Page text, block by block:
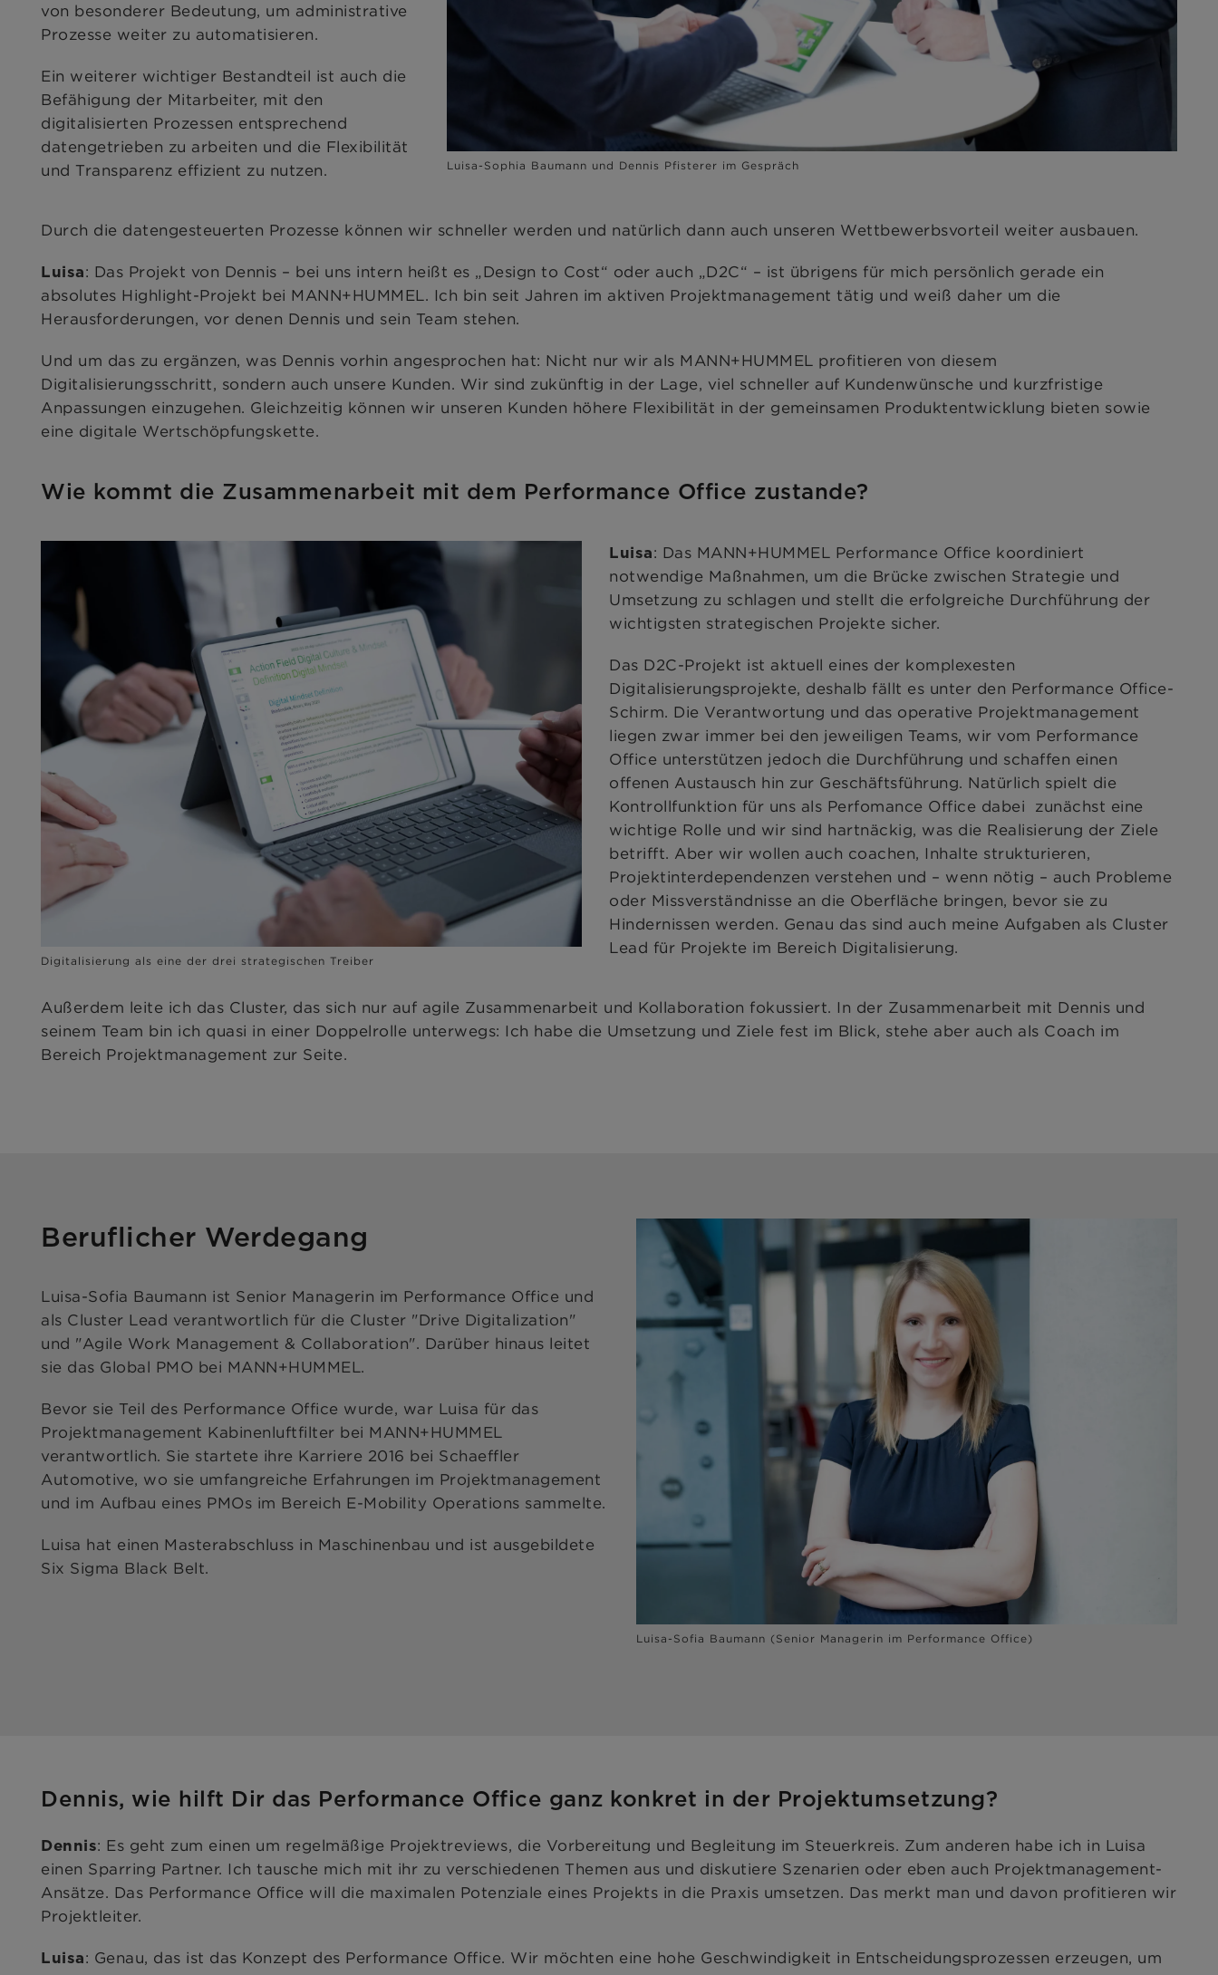
Luisa-Sophia Baumann und Dennis Pfisterer im Gespräch
von besonderer Bedeutung, um administrative
Prozesse weiter zu automatisieren.
Ein weiterer wichtiger Bestandteil ist auch die
Befähigung der Mitarbeiter, mit den
digitalisierten Prozessen entsprechend
datengetrieben zu arbeiten und die Flexibilität
und Transparenz effizient zu nutzen.
Durch die datengesteuerten Prozesse können wir schneller werden und natürlich dann auch unseren Wettbewerbsvorteil weiter ausbauen.
Luisa: Das Projekt von Dennis – bei uns intern heißt es „Design to Cost“ oder auch „D2C“ – ist übrigens für mich persönlich gerade ein
absolutes Highlight-Projekt bei MANN+HUMMEL. Ich bin seit Jahren im aktiven Projektmanagement tätig und weiß daher um die
Herausforderungen, vor denen Dennis und sein Team stehen.
Und um das zu ergänzen, was Dennis vorhin angesprochen hat: Nicht nur wir als MANN+HUMMEL profitieren von diesem
Digitalisierungsschritt, sondern auch unsere Kunden. Wir sind zukünftig in der Lage, viel schneller auf Kundenwünsche und kurzfristige
Anpassungen einzugehen. Gleichzeitig können wir unseren Kunden höhere Flexibilität in der gemeinsamen Produktentwicklung bieten sowie
eine digitale Wertschöpfungskette.
Wie kommt die Zusammenarbeit mit dem Performance Office zustande?
Digitalisierung als eine der drei strategischen Treiber
Luisa: Das MANN+HUMMEL Performance Office koordiniert
notwendige Maßnahmen, um die Brücke zwischen Strategie und
Umsetzung zu schlagen und stellt die erfolgreiche Durchführung der
wichtigsten strategischen Projekte sicher.
Das D2C-Projekt ist aktuell eines der komplexesten
Digitalisierungsprojekte, deshalb fällt es unter den Performance Office-
Schirm. Die Verantwortung und das operative Projektmanagement
liegen zwar immer bei den jeweiligen Teams, wir vom Performance
Office unterstützen jedoch die Durchführung und schaffen einen
offenen Austausch hin zur Geschäftsführung. Natürlich spielt die
Kontrollfunktion für uns als Perfomance Office dabei zunächst eine
wichtige Rolle und wir sind hartnäckig, was die Realisierung der Ziele
betrifft. Aber wir wollen auch coachen, Inhalte strukturieren,
Projektinterdependenzen verstehen und – wenn nötig – auch Probleme
oder Missverständnisse an die Oberfläche bringen, bevor sie zu
Hindernissen werden. Genau das sind auch meine Aufgaben als Cluster
Lead für Projekte im Bereich Digitalisierung.
Außerdem leite ich das Cluster, das sich nur auf agile Zusammenarbeit und Kollaboration fokussiert. In der Zusammenarbeit mit Dennis und
seinem Team bin ich quasi in einer Doppelrolle unterwegs: Ich habe die Umsetzung und Ziele fest im Blick, stehe aber auch als Coach im
Bereich Projektmanagement zur Seite.
Luisa-Sofia Baumann (Senior Managerin im Performance Office)
Beruflicher Werdegang
Luisa-Sofia Baumann ist Senior Managerin im Performance Office und
als Cluster Lead verantwortlich für die Cluster "Drive Digitalization"
und "Agile Work Management & Collaboration". Darüber hinaus leitet
sie das Global PMO bei MANN+HUMMEL.
Bevor sie Teil des Performance Office wurde, war Luisa für das
Projektmanagement Kabinenluftfilter bei MANN+HUMMEL
verantwortlich. Sie startete ihre Karriere 2016 bei Schaeffler
Automotive, wo sie umfangreiche Erfahrungen im Projektmanagement
und im Aufbau eines PMOs im Bereich E-Mobility Operations sammelte.
Luisa hat einen Masterabschluss in Maschinenbau und ist ausgebildete
Six Sigma Black Belt.
Dennis, wie hilft Dir das Performance Office ganz konkret in der Projektumsetzung?
Dennis: Es geht zum einen um regelmäßige Projektreviews, die Vorbereitung und Begleitung im Steuerkreis. Zum anderen habe ich in Luisa
einen Sparring Partner. Ich tausche mich mit ihr zu verschiedenen Themen aus und diskutiere Szenarien oder eben auch Projektmanagement-
Ansätze. Das Performance Office will die maximalen Potenziale eines Projekts in die Praxis umsetzen. Das merkt man und davon profitieren wir
Projektleiter.
Luisa: Genau, das ist das Konzept des Performance Office. Wir möchten eine hohe Geschwindigkeit in Entscheidungsprozessen erzeugen, um